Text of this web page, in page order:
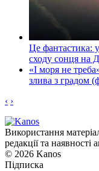
Це фантастика:
сходу сонця на
«І моря не
злива з градом
‹ ›
Використання
редакції та
© 2026 Kanos
Підписка